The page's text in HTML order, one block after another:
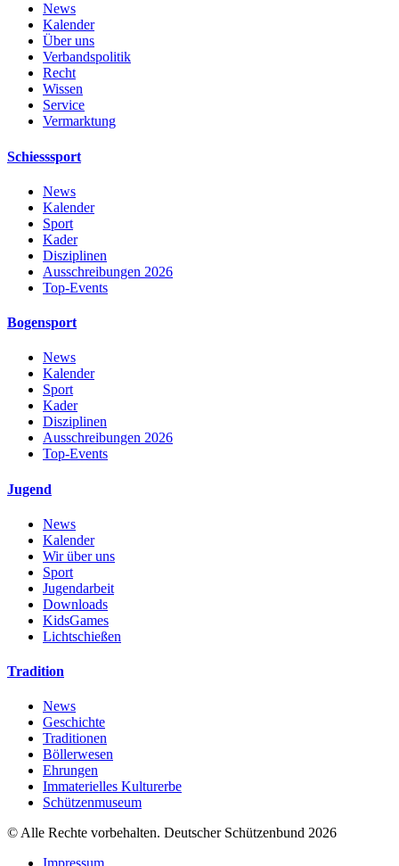
News
Kalender
Über uns
Verbandspolitik
Recht
Wissen
Service
Vermarktung
Schiesssport
News
Kalender
Sport
Kader
Disziplinen
Ausschreibungen 2026
Top-Events
Bogensport
News
Kalender
Sport
Kader
Disziplinen
Ausschreibungen 2026
Top-Events
Jugend
News
Kalender
Wir über uns
Sport
Jugendarbeit
Downloads
KidsGames
Lichtschießen
Tradition
News
Geschichte
Traditionen
Böllerwesen
Ehrungen
Immaterielles Kulturerbe
Schützenmuseum
© Alle Rechte vorbehalten. Deutscher Schützenbund 2026